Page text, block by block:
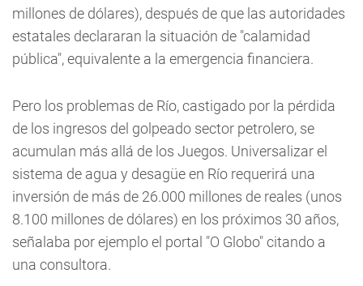
millones de dólares), después de que las autoridades
estatales declararan la situación de "calamidad
pública", equivalente a la emergencia financiera.
Pero los problemas de Río, castigado por la pérdida
de los ingresos del golpeado sector petrolero, se
acumulan más allá de los Juegos. Universalizar el
sistema de agua y desagüe en Río requerirá una
inversión de más de 26.000 millones de reales (unos
8.100 millones de dólares) en los próximos 30 años,
señalaba por ejemplo el portal "O Globo" citando a
una consultora.